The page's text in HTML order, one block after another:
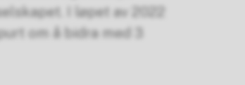
I løpet av 2022
om å bidra med 3